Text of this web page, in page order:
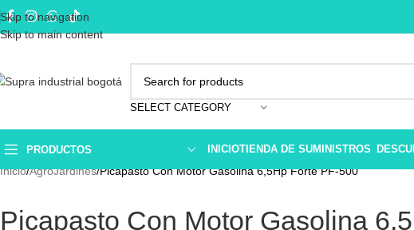
Skip to navigation
Skip to main content
SELECT CATEGORY
PRODUCTOS INICIOTIENDA DE SUMINISTROS
Inicio AgroJardines Picapasto Con Motor Gasolina 6,5Hp Forte PF-500
Picapasto Con Motor Gasolina